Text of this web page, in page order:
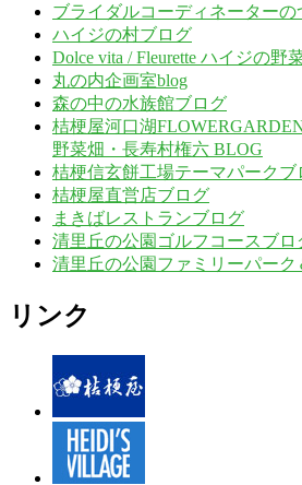
ブライダルコーディネーターの
ハイジの村ブログ
Dolce vita / Fleurette ハイジの野
丸の内企画室blog
森の中の水族館ブログ
桔梗屋河口湖
野菜畑・長寿村権六 BLOG
桔梗信玄餅工場テーマパークブ
桔梗屋直営店ブログ
まきばレストランブログ
清里丘の公園ゴルフコースブロ
清里丘の公園ファミリーパー
リンク